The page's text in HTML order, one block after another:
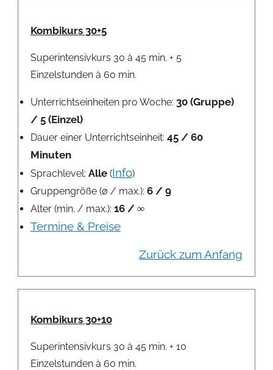
Kombikurs 30+5
Superintensivkurs 30 à 45 min. + 5
Einzelstunden à 60 min.
Unterrichtseinheiten pro Woche: 30 (Gruppe)
/ 5 (Einzel)
Dauer einer Unterrichtseinheit: 45 / 60
Minuten
Sprachlevel: Alle(Info)
Gruppengröße (ø / max.): 6 / 9
Alter (min. / max.): 16 / ∞
Termine & Preise
Zurück zum Anfang
Kombikurs 30+10
Superintensivkurs 30 à 45 min. + 10
Einzelstunden à 60 min.